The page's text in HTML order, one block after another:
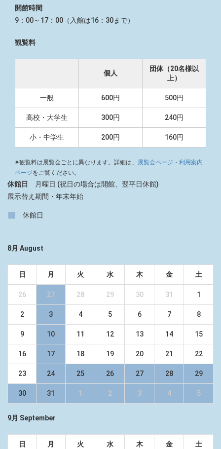
開館時間
9：00～17：00（入館は16：30まで）
観覧料
個人
団体（20名様以
上）
一般 600円 500円
高校・大学生 300円 240円
小・中学生 200円 160円
※観覧料は展覧会ごとに異なります。詳細は、 展覧会ページ ・ 利用案内
ページをご覧ください。
休館日
月曜日 (祝日の場合は開館、翌平日休館)
展示替え期間・年末年始
■ 休館日
8月 August
日 月 火 水 木 金 土
26 27 28 29 30 31 1
2 3 4 5 6 7 8
9 10 11 12 13 14 15
16 17 18 19 20 21 22
23 24 25 26 27 28 29
30 31 1 2 3 4 5
9月 September
日 月 火 水 木 金 土